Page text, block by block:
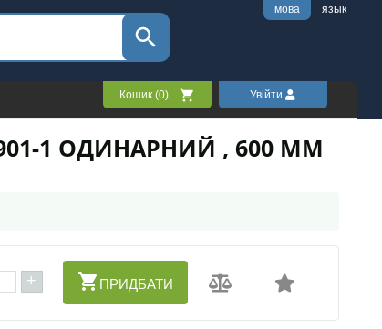
мова язык
Кошик (0) Увійти
1 ОДИНАРНИЙ , 600 ММ
+ ПРИДБАТИ